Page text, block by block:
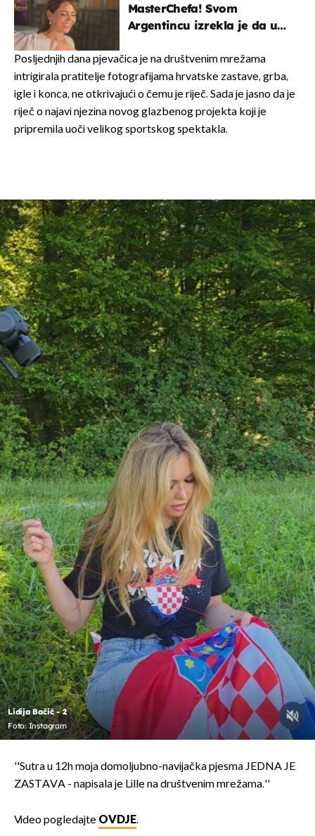
MasterChefa! Svom
Argentincu izrekla je da u
Posljednjih dana pjevačica je na društvenim mrežama
intrigirala pratitelje fotografijama hrvatske zastave, grba,
igle i konca, ne otkrivajući o čemu je riječ. Sada je jasno da je
riječ o najavi njezina novog glazbenog projekta koji je
pripremila uoči velikog sportskog spektakla.
Lidija Bačić - 2
Foto: Instagram
''Sutra u 12h moja domoljubno-navijačka pjesma JEDNA JE
ZASTAVA - napisala je Lille na društvenim mrežama.''
Video pogledajte OVDJE.